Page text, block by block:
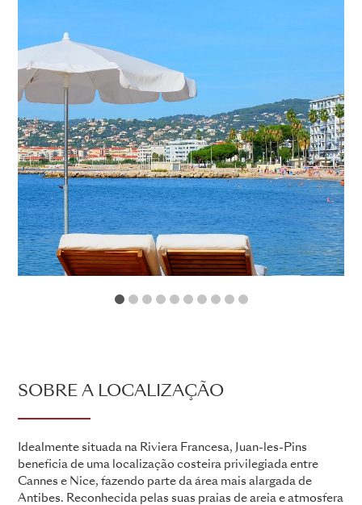
1 2 3 4 5 6 7
SOBRE A LOCALIZAÇÃO
Idealmente situada na Riviera Francesa, Juan-les-Pins
beneficia de uma localização costeira privilegiada entre
Cannes e Nice, fazendo parte da área mais alargada de
Antibes. Reconhecida pelas suas praias de areia e atmosfera